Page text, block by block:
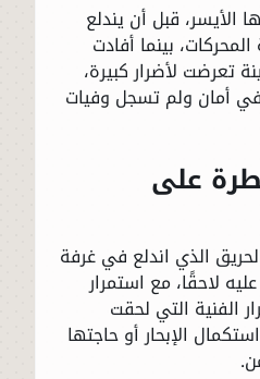
الأيسر، قبل أن يندلع
بينما أفادت
تعرضت لأضرار كبيرة،
في أمان ولم تسجل وفيات
على
الذي اندلع في غرفة
لاحقًا، مع استمرار
الفنية التي لحقت
الإبحار أو حاجتها